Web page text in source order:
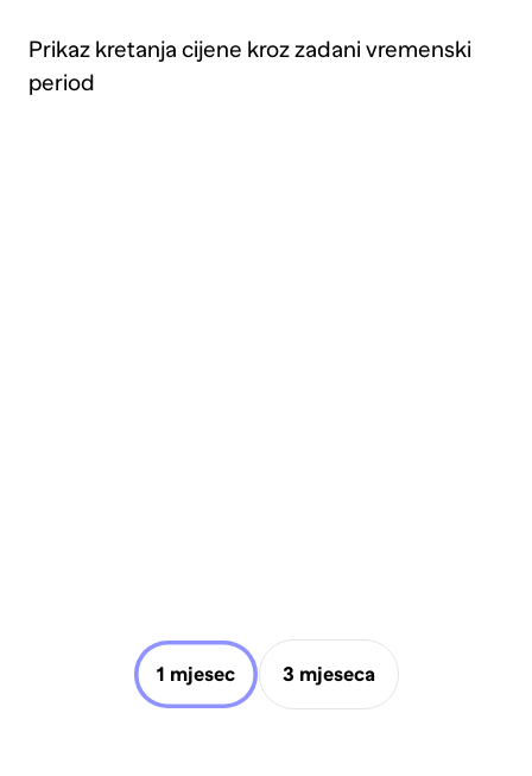
Prikaz kretanja cijene kroz zadani vremenski
period
1 mjesec 3 mjeseca